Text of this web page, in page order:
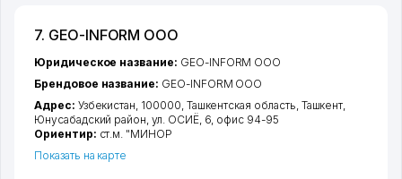
7. GEO-INFORM ООО
Юридическое название: GEO-INFORM ООО
Брендовое название: GEO-INFORM ООО
Адрес: Узбекистан, 100000, Ташкентская область, Ташкент,
Юнусабадский район,ул. ОСИЁ, 6, офис 94-95
Ориентир: ст.м. "МИНОР
Показать на карте